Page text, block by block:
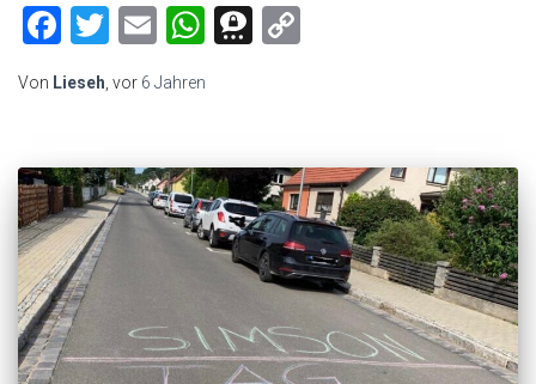
Facebook
Twitter
EmailWhatsApp
Threema
Von Lieseh , vor 6 Jahren